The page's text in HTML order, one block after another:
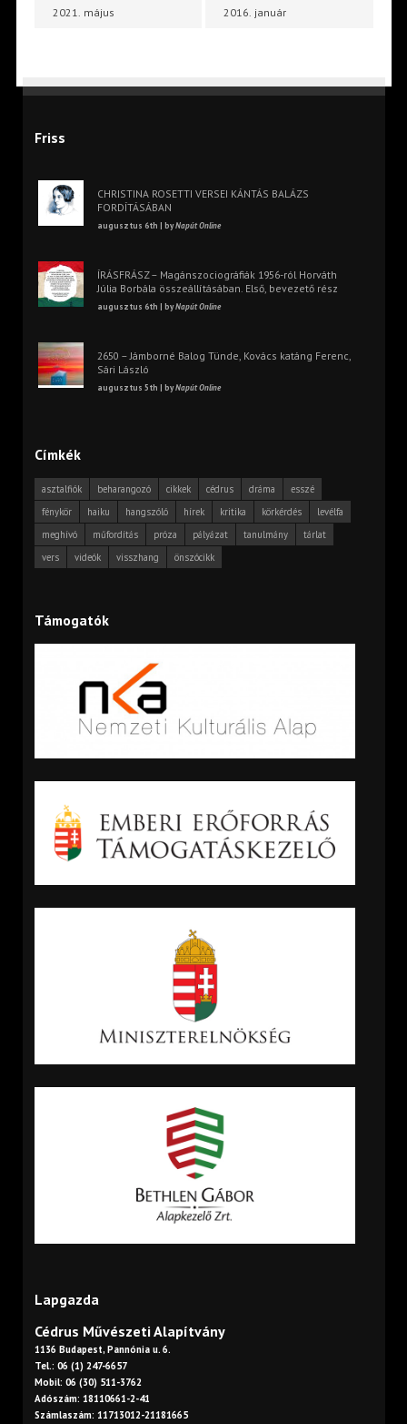
2021. május 2016. január
Friss
CHRISTINA ROSETTI VERSEI KÁNTÁS BALÁZS
FORDÍTÁSÁBAN
augusztus 6th | byNapút Online
ÍRÁSFRÁSZ – Magánszociográfiák 1956-ról Horváth
Júlia Borbála összeállításában. Első, bevezető rész
augusztus 6th | byNapút Online
2650 – Jámborné Balog Tünde, Kovács katáng Ferenc,
Sári László
augusztus 5th | byNapút Online
Címkék
asztalfiók beharangozó cikkek cédrus dráma
esszé
fénykör
haiku hangszóló hírek kritika körkérdés
levélfa
meghívó
műfordítás próza pályázat tanulmány
tárlat
vers
videók visszhang önszócikk
Támogatók
Lapgazda
Cédrus Művészeti Alapítvány
1136 Budapest, Pannónia u. 6.
Tel.: 06 (1) 247-6657
Mobil: 06 (30) 511-3762
Adószám: 18110661-2-41
Számlaszám: 11713012-21181665